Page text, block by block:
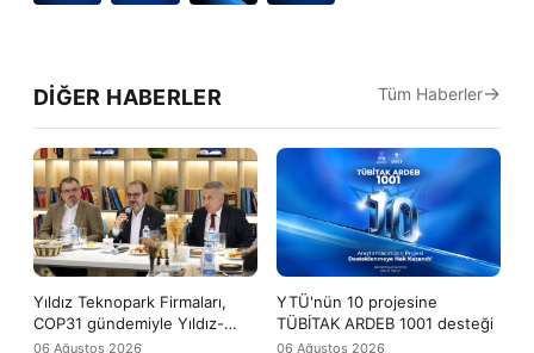
DIĞER HABERLER
Yıldız Teknopark Firmaları,
COP31 gündemiyle Yıldız-
Tech buluşmasında bir araya
06 Ağustos 2026
YTÜ'nün 10 projesine
TÜBİTAK ARDEB 1001 desteği
06 Ağustos 2026
Tüm Haberler